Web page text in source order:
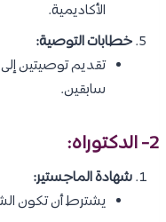
الأكاديمية.
خطابات التوصية:
تقديم توصيتين
سابقين.
2- الدكتوراه:
شهادة الماجستير:
يشترط أن تكون